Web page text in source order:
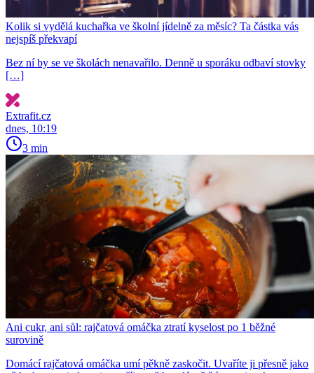
Kolik si vydělá kuchařka ve školní jídelně za měsíc? Ta částka vás
nejspíš překvapí
Bez ní by se ve školách nenavařilo. Denně u sporáku odbaví stovky
[…]
Extrafit.cz
dnes, 10:19
3 min
Ani cukr, ani sůl: rajčatová omáčka ztratí kyselost po 1 běžné
surovině
Domácí rajčatová omáčka umí pěkně zaskočit. Uvaříte ji přesně jako